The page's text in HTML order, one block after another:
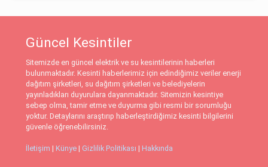
Güncel Kesintiler
Sitemizde en güncel elektrik ve su kesintilerinin haberleri
bulunmaktadır. Kesinti haberlerimiz için edindiğimiz veriler enerji
dağıtım şirketleri, su dağıtım şirketleri ve belediyelerin
yayınladıkları duyurulara dayanmaktadır. Sitemizin kesintiye
sebep olma, tamir etme ve duyurma gibi resmi bir sorumluğu
yoktur. Detaylarını araştırıp haberleştirdiğimiz kesinti bilgilerini
güvenle öğrenebilirsiniz.
İletişim | Künye | Gizlilik Politikası | Hakkında